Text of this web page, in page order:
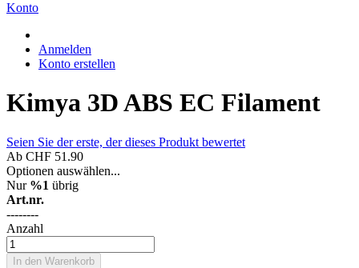
Konto
Anmelden
Konto erstellen
Kimya 3D ABS EC Filament
Seien Sie der erste, der dieses Produkt bewertet
Ab CHF 51.90
Optionen auswählen...
Nur %1 übrig
Art.nr.
--------
Anzahl
In den Warenkorb